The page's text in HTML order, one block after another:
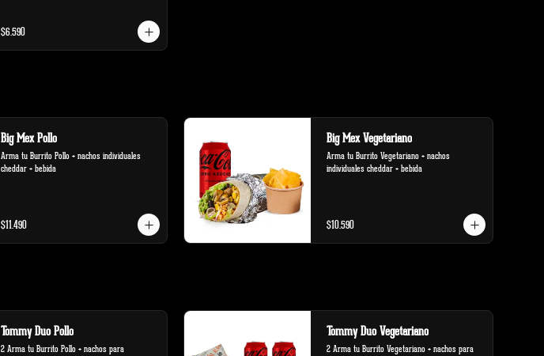
$6.590
Big Mex Pollo
Arma tu Burrito Pollo + nachos individuales
cheddar + bebida
$11.490
Big Mex Vegetariano
Arma tu Burrito Vegetariano + nachos
individuales cheddar + bebida
$10.590
Tommy Duo Pollo
2 Arma tu Burrito Pollo + nachos para
Tommy Duo Vegetariano
2 Arma tu Burrito Vegetariano + nachos para